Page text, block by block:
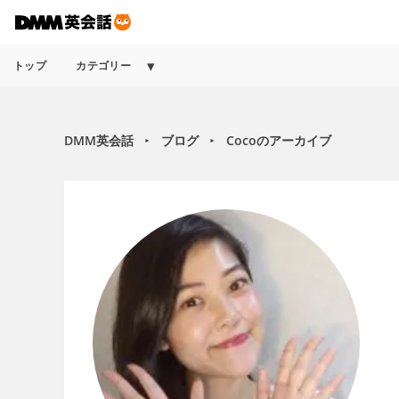
トップ カテゴリー
DMM英会話 ► ブログ ► Cocoのアーカイブ